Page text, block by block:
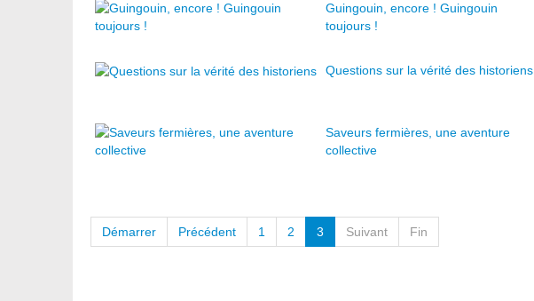
Guingouin, encore ! Guingouin
toujours !
Questions sur la vérité des historiens
Saveurs fermières, une aventure
collective
Démarrer Précédent 1 2 3 Suivant Fin